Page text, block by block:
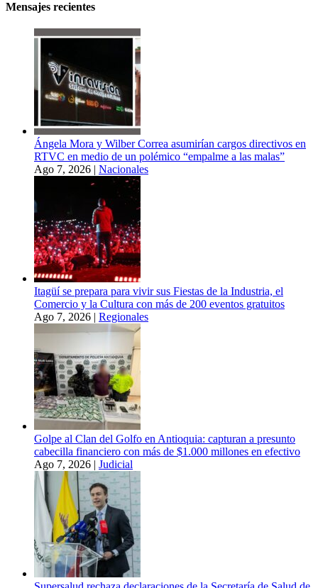
Mensajes recientes
Ángela Mora y Wilber Correa asumirían cargos directivos en
RTVC en medio de un polémico “empalme a las malas”
Ago 7, 2026 | Nacionales
Itagüí se prepara para vivir sus Fiestas de la Industria, el
Comercio y la Cultura con más de 200 eventos gratuitos
Ago 7, 2026 | Regionales
Golpe al Clan del Golfo en Antioquia: capturan a presunto
cabecilla financiero con más de $1.000 millones en efectivo
Ago 7, 2026 | Judicial